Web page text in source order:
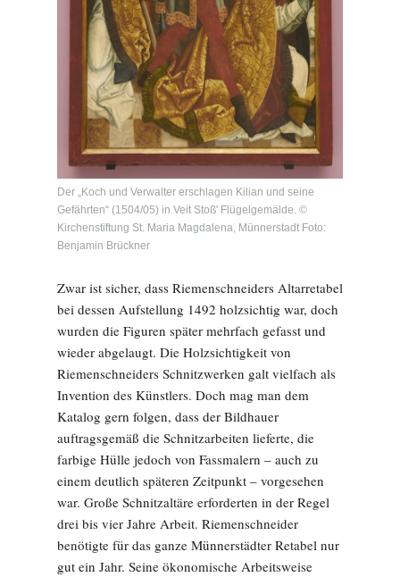
Der „Koch und Verwalter erschlagen Kilian und seine
Gefährten“ (1504/05) in Veit Stoß' Flügelgemälde. ©
Kirchenstiftung St. Maria Magdalena, Münnerstadt Foto:
Benjamin Brückner
Zwar ist sicher, dass Riemenschneiders Altarretabel
bei dessen Aufstellung 1492 holzsichtig war, doch
wurden die Figuren später mehrfach gefasst und
wieder abgelaugt. Die Holzsichtigkeit von
Riemenschneiders Schnitzwerken galt vielfach als
Invention des Künstlers. Doch mag man dem
Katalog gern folgen, dass der Bildhauer
auftragsgemäß die Schnitzarbeiten lieferte, die
farbige Hülle jedoch von Fassmalern – auch zu
einem deutlich späteren Zeitpunkt – vorgesehen
war. Große Schnitzaltäre erforderten in der Regel
drei bis vier Jahre Arbeit. Riemenschneider
benötigte für das ganze Münnerstädter Retabel nur
gut ein Jahr. Seine ökonomische Arbeitsweise